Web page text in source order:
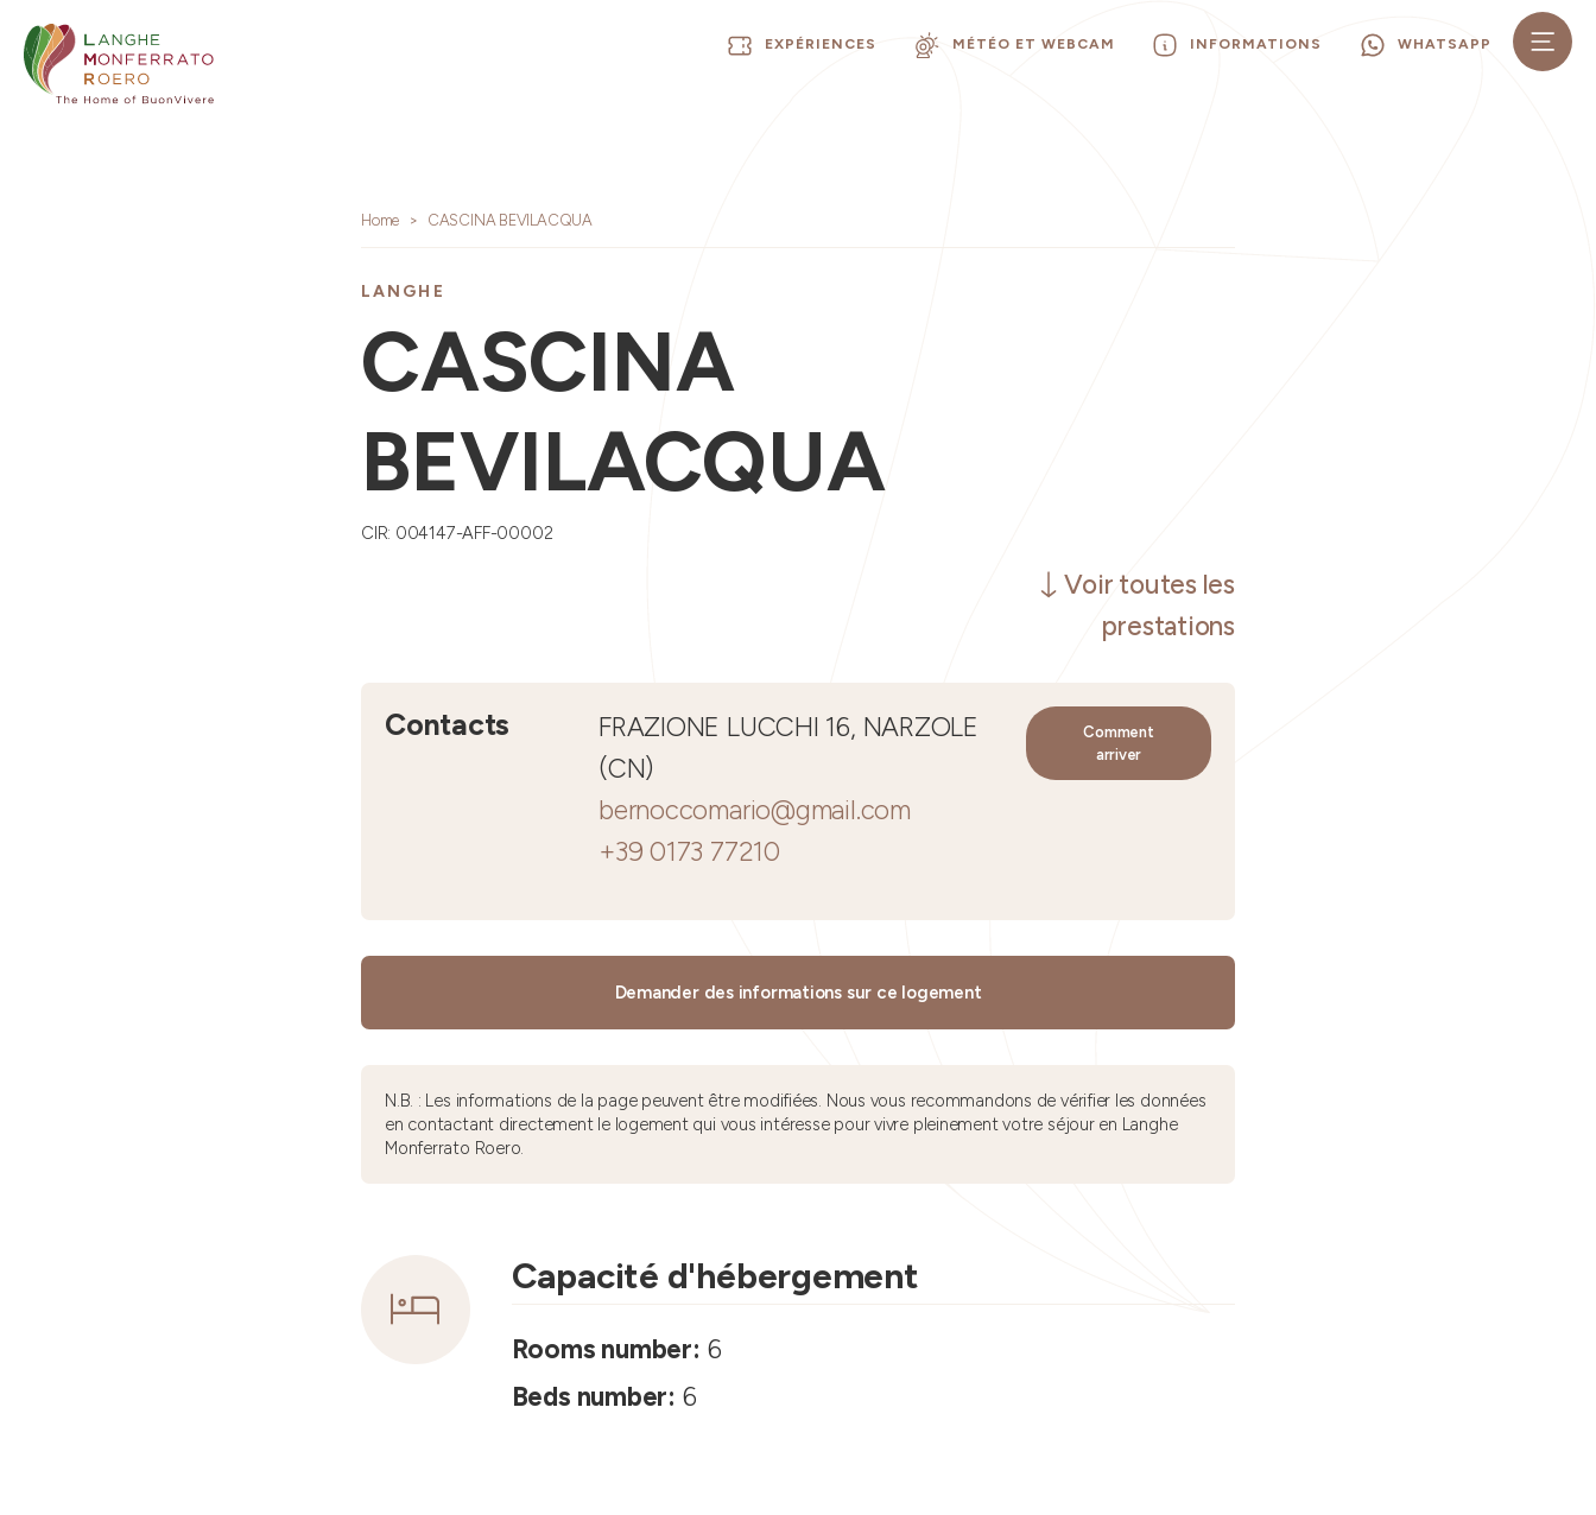
EXPÉRIENCES MÉTÉO ET WEBCAM INFORMATIONS WHATSAPP
Home CASCINA BEVILACQUA
LANGHE
CASCINA
BEVILACQUA
CIR: 004147-AFF-00002
Voir toutes les
prestations
Contacts
FRAZIONE LUCCHI 16, NARZOLE
(CN)
bernoccomario@gmail.com
+39 0173 77210
Comment
arriver
Demander des informations sur ce logement
N.B. : Les informations de la page peuvent être modifiées. Nous vous recommandons de vérifier les données
en contactant directement le logement qui vous intéresse pour vivre pleinement votre séjour en Langhe
Monferrato Roero.
Capacité d'hébergement
Rooms number: 6
Beds number: 6